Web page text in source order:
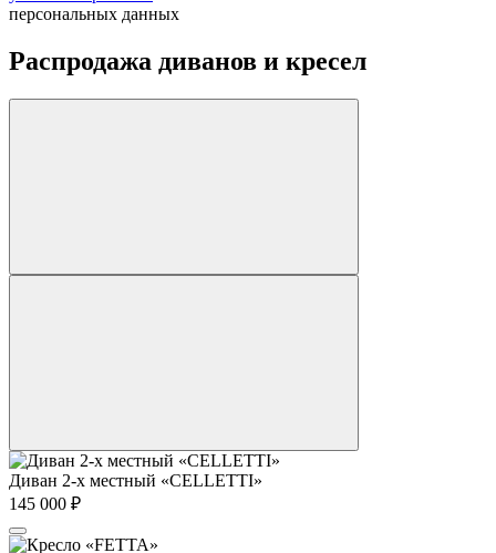
персональных данных
Распродажа диванов и кресел
Диван 2-х местный «CELLETTI»
145 000 ₽